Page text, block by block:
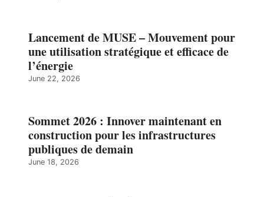
Lancement de MUSE – Mouvement pour
une utilisation stratégique et efficace de
l’énergie
June 22, 2026
Sommet 2026 : Innover maintenant en
construction pour les infrastructures
publiques de demain
June 18, 2026